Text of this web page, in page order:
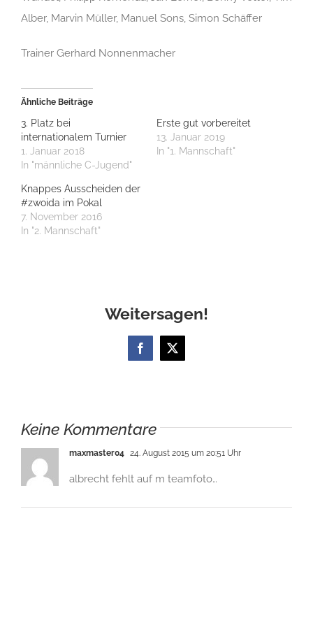
Alber, Marvin Müller, Manuel Sons, Simon Schäffer
Trainer Gerhard Nonnenmacher
Ähnliche Beiträge
3. Platz bei
internationalem Turnier
1. Januar 2018
In "männliche C-Jugend"
Erste gut vorbereitet
13. Januar 2019
In "1. Mannschaft"
Knappes Ausscheiden der
#zwoida im Pokal
7. November 2016
In "2. Mannschaft"
Weitersagen!
Facebook
X
Keine Kommentare
maxmaster04 24. August 2015 um 20:51 Uhr
albrecht fehlt auf m teamfoto…